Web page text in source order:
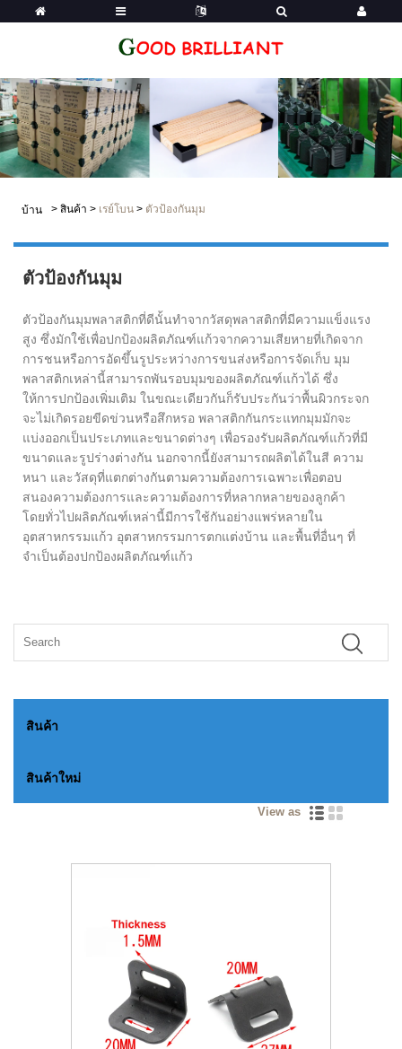
บ้าน > สินค้า > เรย์โบน > ตัวป้องกันมุม
ตัวป้องกันมุม
ตัวป้องกันมุมพลาสติกที่ดีนั้นทำจากวัสดุพลาสติกที่มีความแข็งแรง
สูง ซึ่งมักใช้เพื่อปกป้องผลิตภัณฑ์แก้วจากความเสียหายที่เกิดจาก
การชนหรือการอัดขึ้นรูประหว่างการขนส่งหรือการจัดเก็บ มุม
พลาสติกเหล่านี้สามารถพันรอบมุมของผลิตภัณฑ์แก้วได้ ซึ่ง
ให้การปกป้องเพิ่มเติม ในขณะเดียวกันก็รับประกันว่าพื้นผิวกระจก
จะไม่เกิดรอยขีดข่วนหรือสึกหรอ พลาสติกกันกระแทกมุมมักจะ
แบ่งออกเป็นประเภทและขนาดต่างๆ เพื่อรองรับผลิตภัณฑ์แก้วที่มี
ขนาดและรูปร่างต่างกัน นอกจากนี้ยังสามารถผลิตได้ในสี ความ
หนา และวัสดุที่แตกต่างกันตามความต้องการเฉพาะเพื่อตอบ
สนองความต้องการและความต้องการที่หลากหลายของลูกค้า
โดยทั่วไปผลิตภัณฑ์เหล่านี้มีการใช้กันอย่างแพร่หลายใน
อุตสาหกรรมแก้ว อุตสาหกรรมการตกแต่งบ้าน และพื้นที่อื่นๆ ที่
จำเป็นต้องปกป้องผลิตภัณฑ์แก้ว
สินค้า
สินค้าใหม่
View as